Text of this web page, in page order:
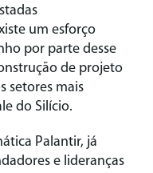
um esforço
por parte desse
de projeto
setores mais
do Silício.
Palantir, já
e lideranças